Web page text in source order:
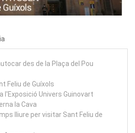
des de la Plaça del Pou
Feliu de Guíxols
l'Exposició Univers Guinovart
la Cava
lliure per visitar Sant Feliu de